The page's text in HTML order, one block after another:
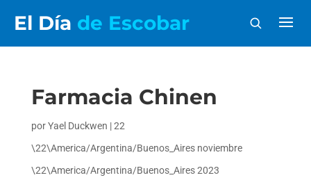
El Día de Escobar
Farmacia Chinen
porYael Duckwen |22
\22\America/Argentina/Buenos_Aires noviembre
\22\America/Argentina/Buenos_Aires 2023